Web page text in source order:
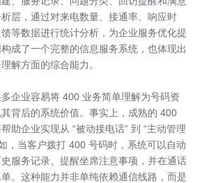
层，通过对来电数量、接通率、响应时
等数据进行统计分析，为企业服务优化提
成了一个完整的信息服务系统，也体现出
解方面的综合能力。
企业容易将 400 业务简单理解为号码资
背后的系统价值。事实上，成熟的 400
助企业实现从 “被动接电话” 到 “主动管理
，当客户拨打 400 号码时，系统可以自动
服务记录、提醒坐席注意事项，并在通话
。这种能力并非单纯依赖通信线路，而是